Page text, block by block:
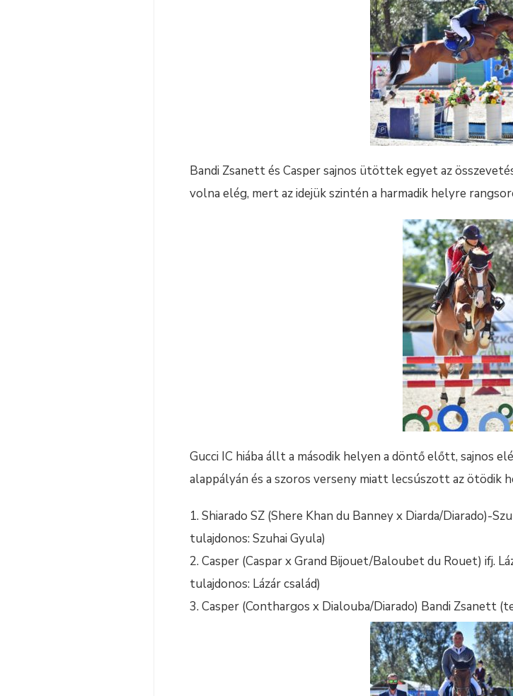
Bandi Zsanett és Casper sajnos ütöttek egyet az
volna elég, mert az idejük szintén a harmadik helyre
Gucci IC hiába állt a második helyen a döntő előtt, sajnos
alappályán és a szoros verseny miatt lecsúszott az ötödik
Shiarado SZ (Shere Khan du Banney x Diarda/Diarado)-
tulajdonos: Szuhai Gyula)
Casper (Caspar x Grand Bijouet/Baloubet du Rouet) ifj.
tulajdonos: Lázár család)
Casper (Conthargos x Dialouba/Diarado) Bandi Zsanett